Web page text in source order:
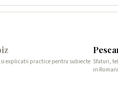
explicatii practice pentru subiecte Sfaturi,
in